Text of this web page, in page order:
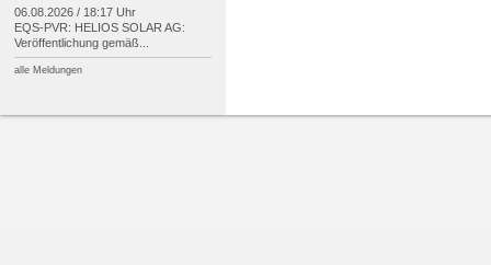
06.08.2026 / 18:17 Uhr
EQS-PVR: HELIOS SOLAR AG:
Veröffentlichung gemäß...
alle Meldungen